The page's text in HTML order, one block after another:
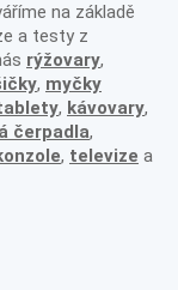
na základě
a testy z
rýžovary,
, myčky
, kávovary,
čerpadla,
, televize a